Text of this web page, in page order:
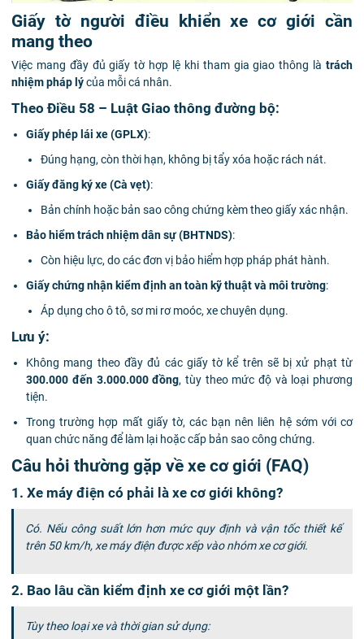
Giấy tờ người điều khiển xe cơ giới cần
mang theo
Việc mang đầy đủ giấy tờ hợp lệ khi tham gia giao thông là trách
nhiệm pháp lýcủa mỗi cá nhân.
Theo Điều 58 – Luật Giao thông đường bộ:
Giấy phép lái xe (GPLX):
Đúng hạng, còn thời hạn, không bị tẩy xóa hoặc rách nát.
Giấy đăng ký xe (Cà vẹt):
Bản chính hoặc bản sao công chứng kèm theo giấy xác nhận.
Bảo hiểm trách nhiệm dân sự (BHTNDS):
Còn hiệu lực, do các đơn vị bảo hiểm hợp pháp phát hành.
Giấy chứng nhận kiểm định an toàn kỹ thuật và môi trường:
Áp dụng cho ô tô, sơ mi rơ moóc, xe chuyên dụng.
Lưu ý:
Không mang theo đầy đủ các giấy tờ kể trên sẽ bị xử phạt từ
300.000 đến 3.000.000 đồng, tùy theo mức độ và loại phương
tiện.
Trong trường hợp mất giấy tờ, các bạn nên liên hệ sớm với cơ
quan chức năng để làm lại hoặc cấp bản sao công chứng.
Câu hỏi thường gặp về xe cơ giới (FAQ)
1. Xe máy điện có phải là xe cơ giới không?
Có. Nếu công suất lớn hơn mức quy định và vận tốc thiết kế
trên 50 km/h, xe máy điện được xếp vào nhóm xe cơ giới.
2. Bao lâu cần kiểm định xe cơ giới một lần?
Tùy theo loại xe và thời gian sử dụng: